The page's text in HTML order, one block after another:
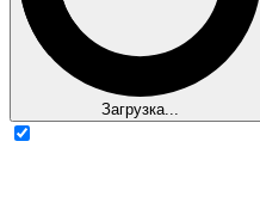
Загрузка...